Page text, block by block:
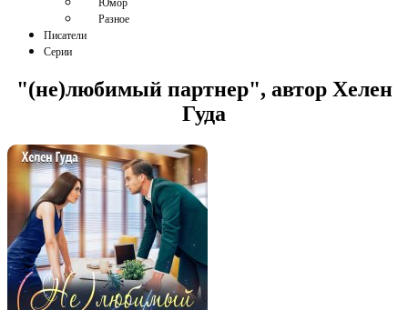
Юмор
Разное
Писатели
Серии
"(не)любимый партнер", автор Хелен
Гуда